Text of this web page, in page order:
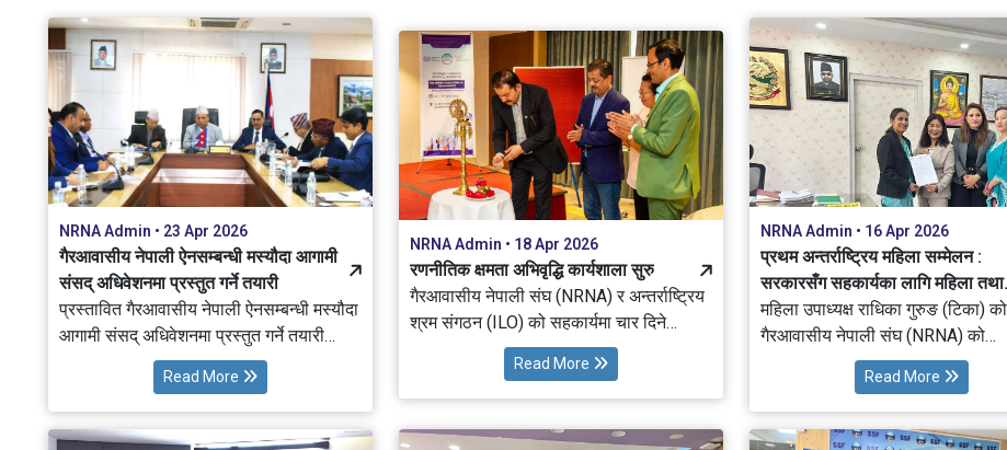
लागि महत्वपूर्ण रहेको उल्लेख गर्दै आवश्यक
सरकारी सहकार्य र समन्वय गर्ने प्रतिबद्धता व्यक्त
गर्नुभएको छ। यसै सन्दर्भमा एनआरएनएको
प्रतिनिधिमण्डलले डा. स्वर्णिम वाग्लेसँग भेट गरी
चौथो विश्व ज्ञान सम्मेलन–२०२७ को
अवधारणापत्र हस्तान्तरण गर्दै सम्मेलनलाई नेपाल
सरकारको सहकार्यमा आयोजना गर्न अनुरोध गरेको
हो।
।
नवप्रवर्तन तथा लगानीमार्फत नेपालको
सहकार्य गर्ने विषयमा विस्तृत छलफल
NRNA Admin • 23 Apr 2026
गैरआवासीय नेपाली ऐनसम्बन्धी मस्यौदा आगामी
संसद् अधिवेशनमा प्रस्तुत गर्ने तयारी
प्रस्तावित गैरआवासीय नेपाली ऐनसम्बन्धी मस्यौदा
आगामी संसद् अधिवेशनमा प्रस्तुत गर्ने तयारी
गरिएको छ। यस सम्बन्धमा आज गैरआवासीय
नेपाली संघ (NRNA) र परराष्ट्र मन्त्रालयबीच
आयोजित अन्तरक्रिया कार्यक्रममा माननीय
परराष्ट्र मन्त्री शिशिर खनालले उक्त जानकारी
Read More
NRNA Admin • 18 Apr 2026
रणनीतिक क्षमता अभिवृद्धि कार्यशाला सुरु
गैरआवासीय नेपाली संघ (NRNA) र अन्तर्राष्ट्रिय
श्रम संगठन (ILO) को सहकार्यमा चार दिने
आवासीय रणनीतिक क्षमता अभिवृद्धि कार्यशाला
सुरु भएको छ। यस कार्यशालामा मध्यपूर्वका
देशहरू सहित मलेसिया(राष्ट्रिय समन्वय समिति)
का पदाधिकारीहरूको सहभागिता रहेको छ।
Read More
NRNA Admin • 16 Apr 2026
प्रथम अन्तर्राष्ट्रिय महिला सम्मेलन :
सरकारसँग सहकार्यका लागि महिला तथा
बालबालिका मन्त्रीसँग भेट
महिला उपाध्यक्ष राधिका गुरुङ (टिका)
गैरआवासीय नेपाली संघ (NRNA) को
प्रतिनिधिमंडलले महिला, बालबालिका तथा ज्येष्ठ
नागरिक मन्त्री सीता बादीसँग भेटघाट
भेटका क्रममा संघले सडक
सञ्चालन गरिरहेको विभिन्न
Read More